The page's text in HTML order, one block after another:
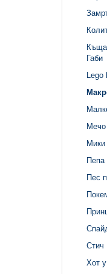
Габи
Lego
Пепа
Пес
Стич
Хот